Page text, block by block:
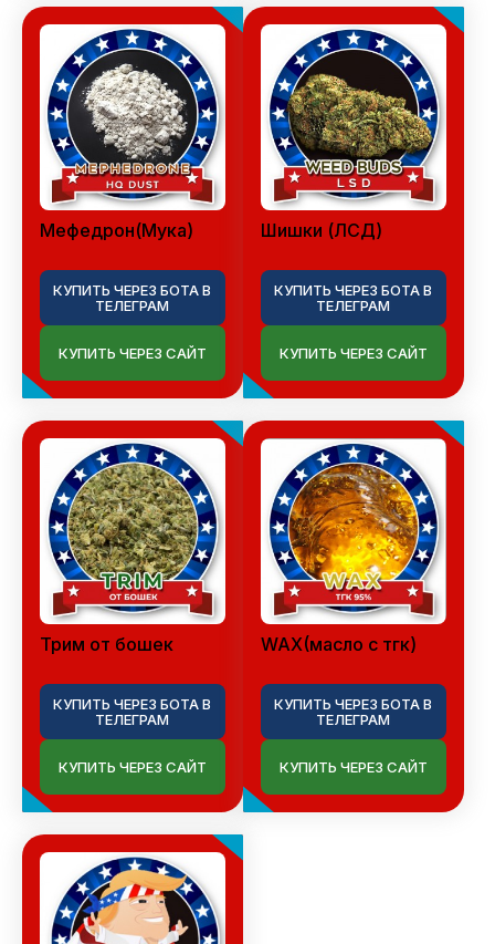
Мефедрон(Мука)
КУПИТЬ ЧЕРЕЗ БОТА В
ТЕЛЕГРАМ
КУПИТЬ ЧЕРЕЗ САЙТ
Шишки (ЛСД)
КУПИТЬ ЧЕРЕЗ БОТА В
ТЕЛЕГРАМ
КУПИТЬ ЧЕРЕЗ САЙТ
Трим от бошек
КУПИТЬ ЧЕРЕЗ БОТА В
ТЕЛЕГРАМ
КУПИТЬ ЧЕРЕЗ САЙТ
WAX(масло с тгк)
КУПИТЬ ЧЕРЕЗ БОТА В
ТЕЛЕГРАМ
КУПИТЬ ЧЕРЕЗ САЙТ